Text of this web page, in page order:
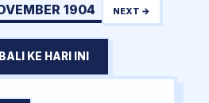
1904 NEXT →
KE HARI INI